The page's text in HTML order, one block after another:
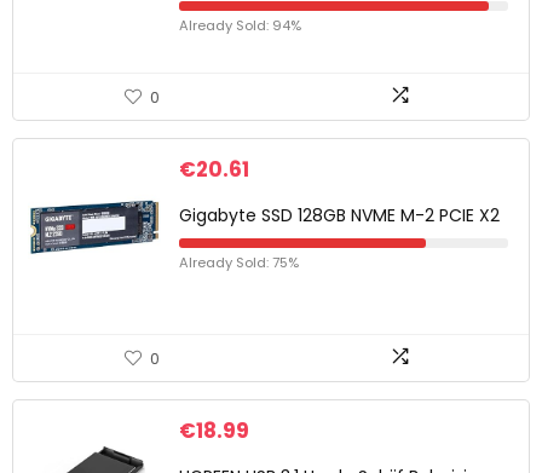
Already Sold: 94%
0
€20.61
Gigabyte SSD 128GB NVME M-2 PCIE X2
Already Sold: 75%
0
€18.99